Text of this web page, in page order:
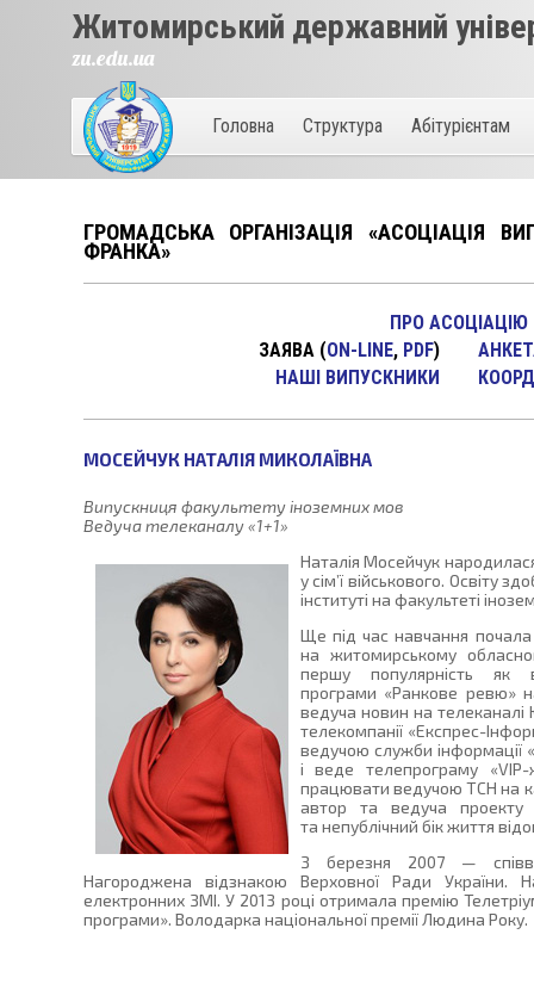
Житомирський державний
zu.edu.ua
Головна Структура Абітурієнтам
ГРОМАДСЬКА ОРГАНІЗАЦІЯ «АСОЦІАЦІЯ
ФРАНКА»
ПРО АСОЦІАЦІЮ
ЗАЯВА(ON-LINE, PDF)
НАШI ВИПУСКНИКИ
МОСЕЙЧУК НАТАЛІЯ МИКОЛАЇВНА
Випускниця факультету іноземних мов
Ведуча телеканалу «1+1»
Наталія Мосейчук
у сім’ї військового. Освіту
інституті на факультеті
Ще під час навчання
на житомирському
першу популярність як
програми «Ранкове ревю»
ведуча новин на
телекомпанії «Експрес-
ведучою служби інформації
і веде телепрограму
працювати ведучою ТСН на
автор та ведуча проекту
та непублічний бік життя
З березня 2007 —
Нагороджена відзнакою Верховної Ради України.
електронних ЗМІ. У 2013 році отримала премію
програми». Володарка національної премії Людина Року.